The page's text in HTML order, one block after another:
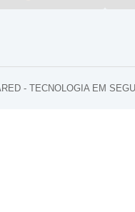
- TECNOLOGIA EM